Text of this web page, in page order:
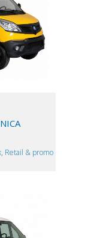
Retail & promo